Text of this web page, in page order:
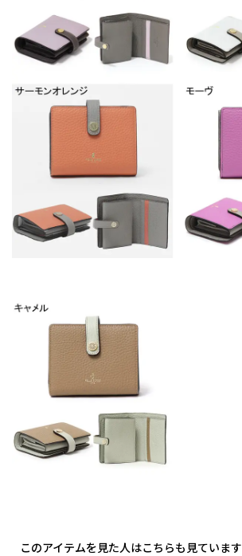
このアイテムを見た人はこちらも見ています